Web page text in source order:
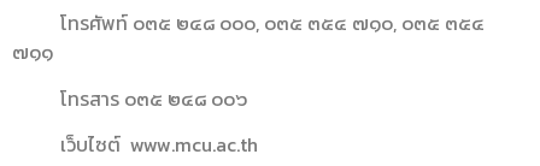
โทรศัพท์ ๐๓๕ ๒๔๘ ๐๐๐, ๐๓๕ ๓๕๔ ๗๑๐, ๐๓๕ ๓๕๔
๗๑๑
โทรสาร ๐๓๕ ๒๔๘ ๐๐๖
เว็บไซต์ www.mcu.ac.th